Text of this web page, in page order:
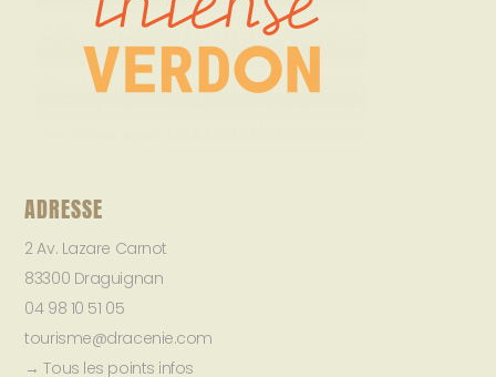
ADRESSE
2 Av. Lazare Carnot
83300 Draguignan
04 98 10 51 05
tourisme@dracenie.com
→ Tous les points infos